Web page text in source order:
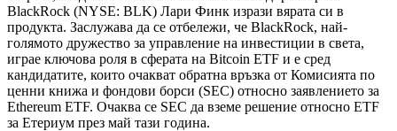
BlackRock (NYSE: BLK) Лари Финк изрази вярата си в
продукта. Заслужава да се отбележи, че BlackRock, най-
голямото дружество за управление на инвестиции в света,
играе ключова роля в сферата на Bitcoin ETF и е сред
кандидатите, които очакват обратна връзка от Комисията по
ценни книжа и фондови борси (SEC) относно заявлението за
Ethereum ETF. Очаква се SEC да вземе решение относно ETF
за Етериум през май тази година.